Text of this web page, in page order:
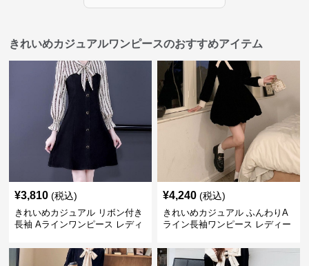
きれいめカジュアルワンピースのおすすめアイテム
¥3,810 (税込)
きれいめカジュアル リボン付き
長袖 Aラインワンピース レディ
り替え 膝上丈 細見え フェミニ
ン おしゃれ
¥4,240 (税込)
きれいめカジュアル ふんわりA
ライン長袖ワンピース レディー
ト フェミニン 上品 おしゃれ